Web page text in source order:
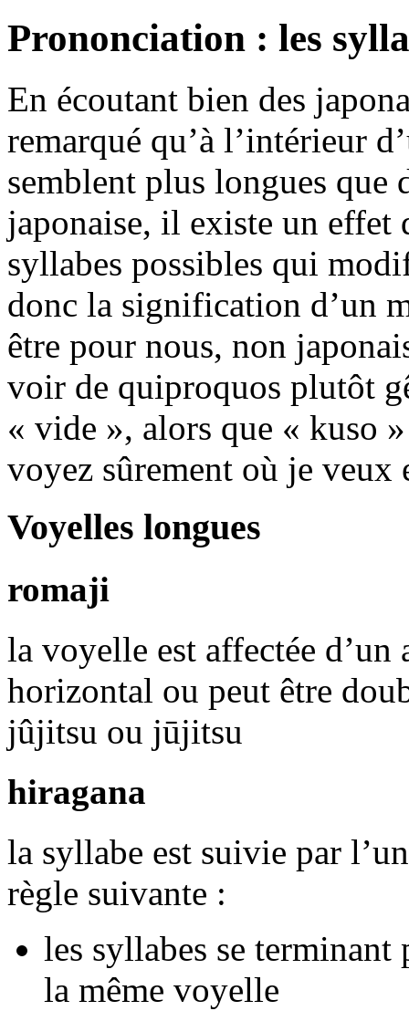
Prononciation : les
En écoutant bien des
remarqué qu’à l’intérieur
semblent plus longues que
japonaise, il existe un effet
syllabes possibles qui
donc la signification d’un
être pour nous, non
voir de quiproquos plutôt
« vide », alors que « kuso
voyez sûrement où je veux
Voyelles longues
romaji
la voyelle est affectée
horizontal ou peut être
jûjitsu ou jūjitsu
hiragana
la syllabe est suivie par
règle suivante :
les syllabes se terminant
la même voyelle